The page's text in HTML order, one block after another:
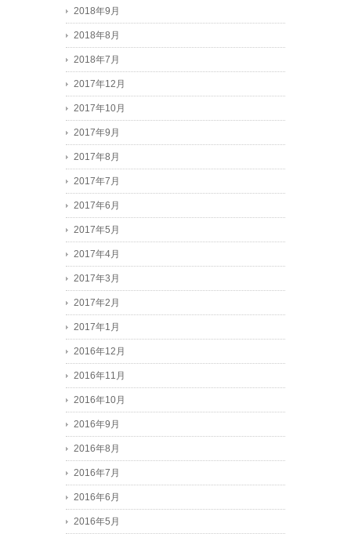
2018年9月
2018年8月
2018年7月
2017年12月
2017年10月
2017年9月
2017年8月
2017年7月
2017年6月
2017年5月
2017年4月
2017年3月
2017年2月
2017年1月
2016年12月
2016年11月
2016年10月
2016年9月
2016年8月
2016年7月
2016年6月
2016年5月